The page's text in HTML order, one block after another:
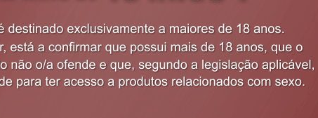
CONJUNTO DE 2 PEÇAS LENZA PRETO PASSION
Código: EX49324